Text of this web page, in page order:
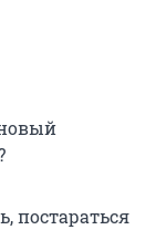
постараться